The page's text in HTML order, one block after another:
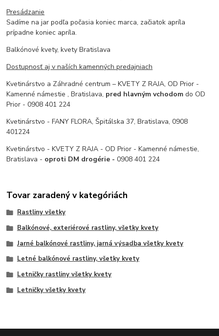
Presádzanie
Sadíme na jar podľa počasia koniec marca, začiatok apríla
prípadne koniec apríla.
Balkónové kvety, kvety Bratislava
Dostupnosť aj v naších kamenných predajniach
Kvetinárstvo a Záhradné centrum – KVETY Z RAJA, OD Prior -
Kamenné námestie , Bratislava, pred hlavným vchodom do OD
Prior - 0908 401 224
Kvetinárstvo - FANY FLORA, Špitálska 37, Bratislava, 0908
401224
Kvetinárstvo - KVETY Z RAJA - OD Prior - Kamenné námestie,
Bratislava - oproti DM drogérie -0908 401 224
Tovar zaradený v kategóriách
Rastliny všetky
Balkónové, exteriérové rastliny, všetky kvety
Jarné balkónové rastliny, jarná výsadba všetky kvety
Letné balkónové rastliny, všetky kvety
Letničky rastliny všetky kvety
Letničky všetky kvety